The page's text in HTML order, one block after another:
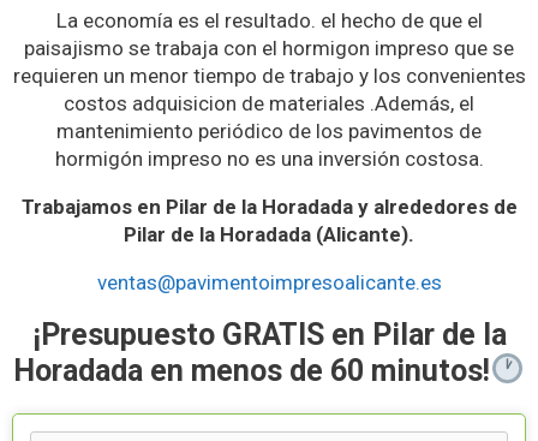
La economía es el resultado. el hecho de que el
paisajismo se trabaja con el hormigon impreso que se
requieren un menor tiempo de trabajo y los convenientes
costos adquisicion de materiales .Además, el
mantenimiento periódico de los pavimentos de
hormigón impreso no es una inversión costosa.
Trabajamos en Pilar de la Horadada y alrededores de
Pilar de la Horadada (Alicante).
ventas@pavimentoimpresoalicante.es
¡Presupuesto GRATIS en Pilar de la
Horadada en menos de 60 minutos!